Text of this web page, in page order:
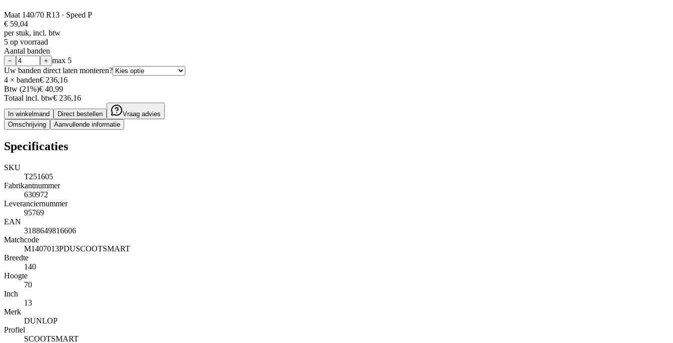
Maat 140/70 R13 · Speed P
€ 59,04
per stuk, incl. btw
5 op voorraad
Aantal banden
− + max 5
Uw banden direct laten monteren?
4 × banden€ 236,16
Btw (21%)€ 40,99
Totaal incl. btw€ 236,16
In winkelmand Direct bestellen
Vraag advies
Omschrijving
Aanvullende informatie
Specificaties
SKU
T251605
Fabrikantnummer
630972
Leveranciernummer
95769
EAN
3188649816606
Matchcode
M1407013PDUSCOOTSMART
Breedte
140
Hoogte
70
Inch
13
Merk
DUNLOP
Profiel
SCOOTSMART